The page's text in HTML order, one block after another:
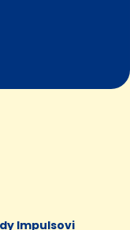
Impulsovi